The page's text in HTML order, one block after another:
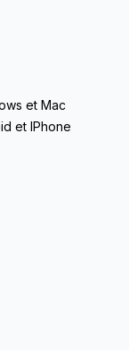
et Mac
et IPhone